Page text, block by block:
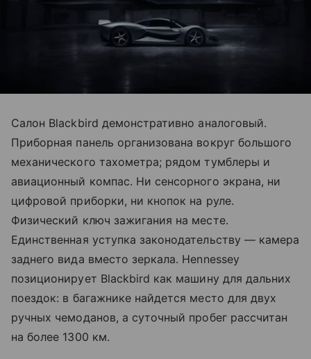
Салон Blackbird демонстративно аналоговый.
Приборная панель организована вокруг большого
механического тахометра; рядом тумблеры и
авиационный компас. Ни сенсорного экрана, ни
цифровой приборки, ни кнопок на руле.
Физический ключ зажигания на месте.
Единственная уступка законодательству — камера
заднего вида вместо зеркала. Hennessey
позиционирует Blackbird как машину для дальних
поездок: в багажнике найдется место для двух
ручных чемоданов, а суточный пробег рассчитан
на более 1300 км.